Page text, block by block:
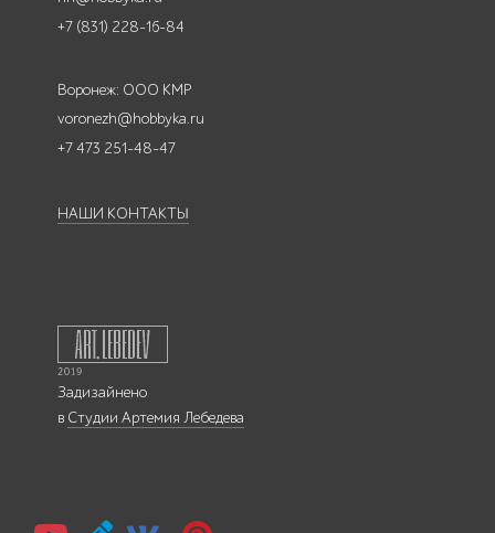
+7 (831) 228-16-84
Воронеж: ООО КМР
voronezh@hobbyka.ru
+7 473 251-48-47
НАШИ КОНТАКТЫ
Задизайнено
в Студии Артемия Лебедева